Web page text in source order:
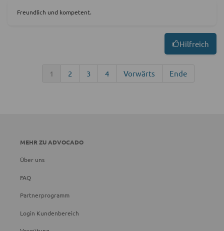
Freundlich und kompetent.
Hilfreich
1 2 3 4 Vorwärts Ende
MEHR ZU ADVOCADO
Über uns
FAQ
Partnerprogramm
Login Kundenbereich